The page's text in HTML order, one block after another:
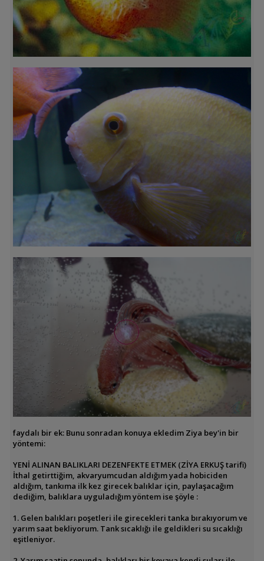
faydalı bir ek: Bunu sonradan konuya ekledim Ziya bey'in bir
yöntemi:
YENİ ALINAN BALIKLARI DEZENFEKTE ETMEK (ZİYA ERKUŞ tarifi)
İthal getirttiğim, akvaryumcudan aldığım yada hobiciden
aldığım, tankıma ilk kez girecek balıklar için, paylaşacağım
dediğim, balıklara uyguladığım yöntem ise şöyle :
1. Gelen balıkları poşetleri ile girecekleri tanka bırakıyorum ve
yarım saat bekliyorum. Tank sıcaklığı ile geldikleri su sıcaklığı
eşitleniyor.